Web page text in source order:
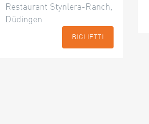
Restaurant Stynlera-Ranch,
Düdingen
BIGLIETTI